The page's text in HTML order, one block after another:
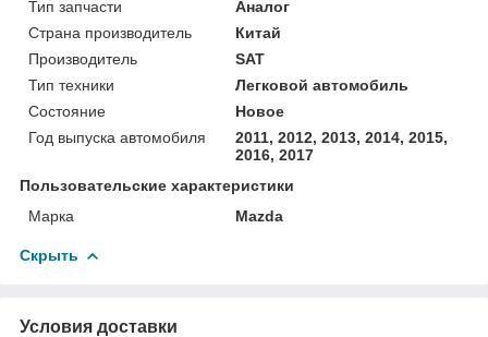
Тип запчасти
Аналог
Страна производитель
Китай
Производитель
SAT
Тип техники
Легковой автомобиль
Состояние
Новое
Год выпуска автомобиля
2011, 2012, 2013, 2014, 2015,
2016, 2017
Пользовательские характеристики
Марка
Mazda
Скрыть
Условия доставки